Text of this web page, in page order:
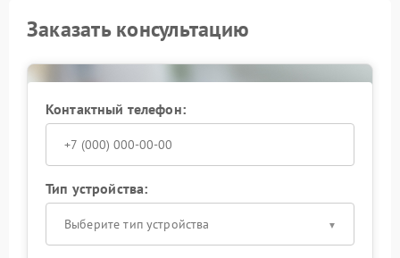
Заказать консультацию
Контактный телефон:
Тип устройства:
Выберите тип устройства